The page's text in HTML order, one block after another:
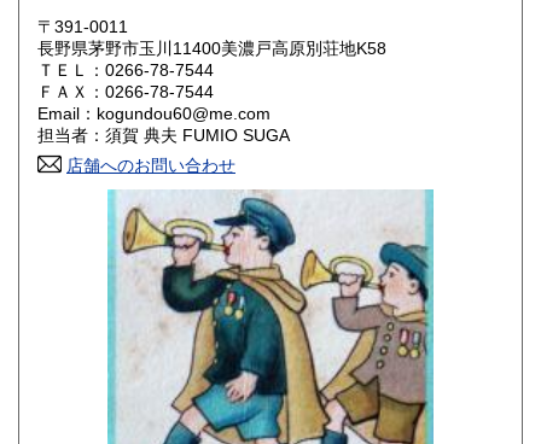
岡山県 430円 広島県
山口県 430円
香川県
430円 福岡県
430円 長崎県
430円 大分県
430円 鹿児島県
430円
〒391-0011
長野県茅野市玉川11400美濃戸高原別荘地K58
ＴＥＬ：0266-78-7544
ＦＡＸ：0266-78-7544
Email：kogundou60@me.com
担当者：須賀 典夫 FUMIO SUGA
店舗へのお問い合わせ